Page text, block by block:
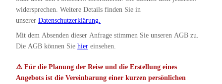
widersprechen. Weitere Details finden Sie in
unserer Datenschutzerklärung.
Mit dem Absenden dieser Anfrage stimmen Sie unseren AGB zu.
Die AGB können Sie hier einsehen.
⚠️ Für die Planung der Reise und die Erstellung eines
Angebots ist die Vereinbarung einer kurzen persönlichen